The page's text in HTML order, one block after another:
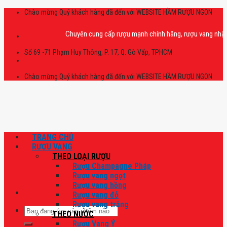
Skip
Chào mừng Quý khách hàng đã đến với WEBSITE HẦM RƯỢU NGON
Chuyên cung cấp rượu mạnh chính hãng, rượu vang nhập
Số 69 -71 Phạm Huy Thông, P. 17, Q. Gò Vấp, TPHCM
Chào mừng Quý khách hàng đã đến với WEBSITE HẦM RƯỢU NGON
Tìm
kiếm:
TRANG CHỦ
RƯỢU VANG
THEO LOẠI RƯỢU
Rượu Champagne Pháp
Rượu vang ngọt
Rượu vang hồng
Rượu vang đỏ
Rượu vang trắng
THEO NƯỚC
Rượu Vang Ý